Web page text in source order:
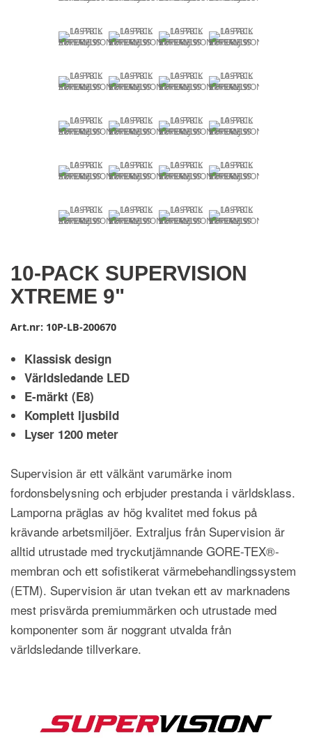
10-PACK SUPERVISION
XTREME 9"
Art.nr: 10P-LB-200670
Klassisk design
Världsledande LED
E-märkt (E8)
Komplett ljusbild
Lyser 1200 meter
Supervision är ett välkänt varumärke inom
fordonsbelysning och erbjuder prestanda i världsklass.
Lamporna präglas av hög kvalitet med fokus på
krävande arbetsmiljöer. Extraljus från Supervision är
alltid utrustade med tryckutjämnande GORE-TEX®-
membran och ett sofistikerat värmebehandlingssystem
(ETM). Supervision är utan tvekan ett av marknadens
mest prisvärda premiummärken och utrustade med
komponenter som är noggrant utvalda från
världsledande tillverkare.